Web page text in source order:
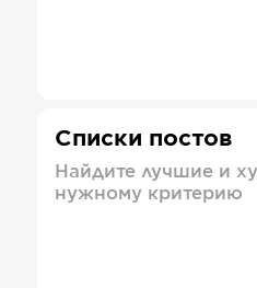
Списки постов
Найдите лучшие и
нужному критерию